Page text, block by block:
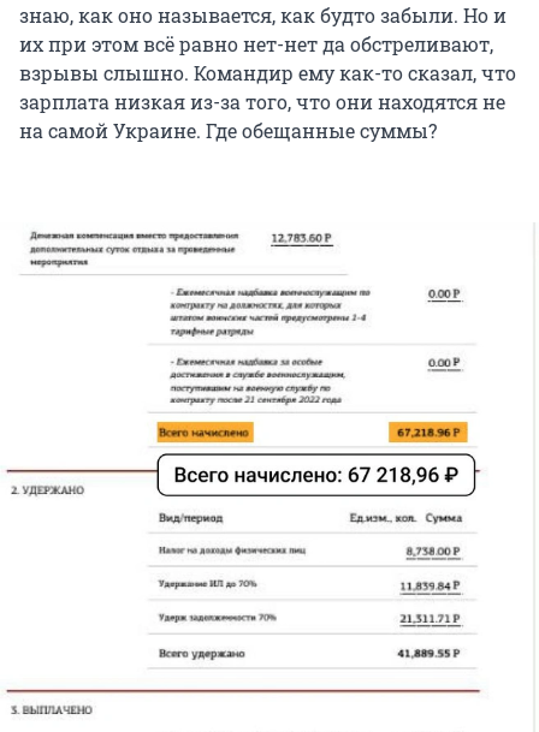
знаю, как оно называется, как будто забыли. Но и
их при этом всё равно нет-нет да обстреливают,
взрывы слышно. Командир ему как-то сказал, что
зарплата низкая из-за того, что они находятся не
на самой Украине. Где обещанные суммы?